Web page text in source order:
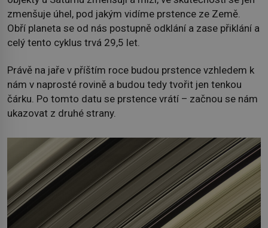
zmenšuje úhel, pod jakým vidíme prstence ze Země.
Obří planeta se od nás postupně odklání a zase přiklání a
celý tento cyklus trvá 29,5 let.
Právě na jaře v příštím roce budou prstence vzhledem k
nám v naprosté rovině a budou tedy tvořit jen tenkou
čárku. Po tomto datu se prstence vrátí – začnou se nám
ukazovat z druhé strany.